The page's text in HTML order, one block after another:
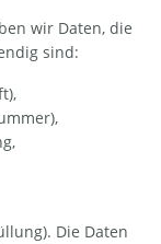
wir Daten, die
sind:
Die Daten